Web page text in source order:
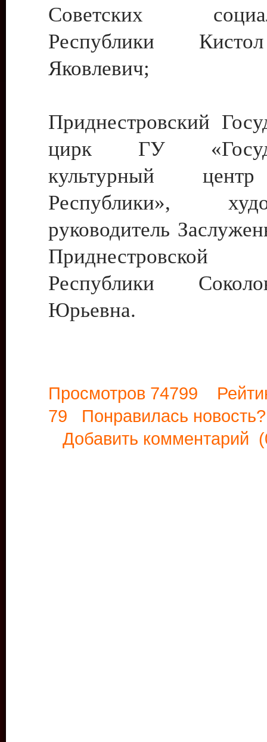
Советских
Республики
Яковлевич;
Приднестровский
цирк ГУ
культурный
Республики»,
руководитель
Приднестровской
Республики
Юрьевна.
Просмотров 74799
79 Понравилась
Добавить комментарий